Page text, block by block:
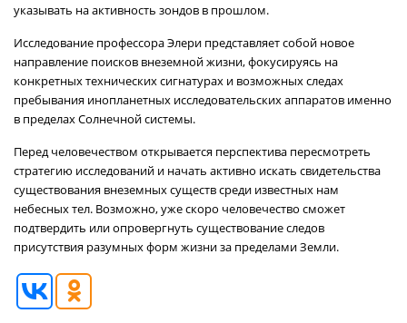
указывать на активность зондов в прошлом.
Исследование профессора Элери представляет собой новое
направление поисков внеземной жизни, фокусируясь на
конкретных технических сигнатурах и возможных следах
пребывания инопланетных исследовательских аппаратов именно
в пределах Солнечной системы.
Перед человечеством открывается перспектива пересмотреть
стратегию исследований и начать активно искать свидетельства
существования внеземных существ среди известных нам
небесных тел. Возможно, уже скоро человечество сможет
подтвердить или опровергнуть существование следов
присутствия разумных форм жизни за пределами Земли.